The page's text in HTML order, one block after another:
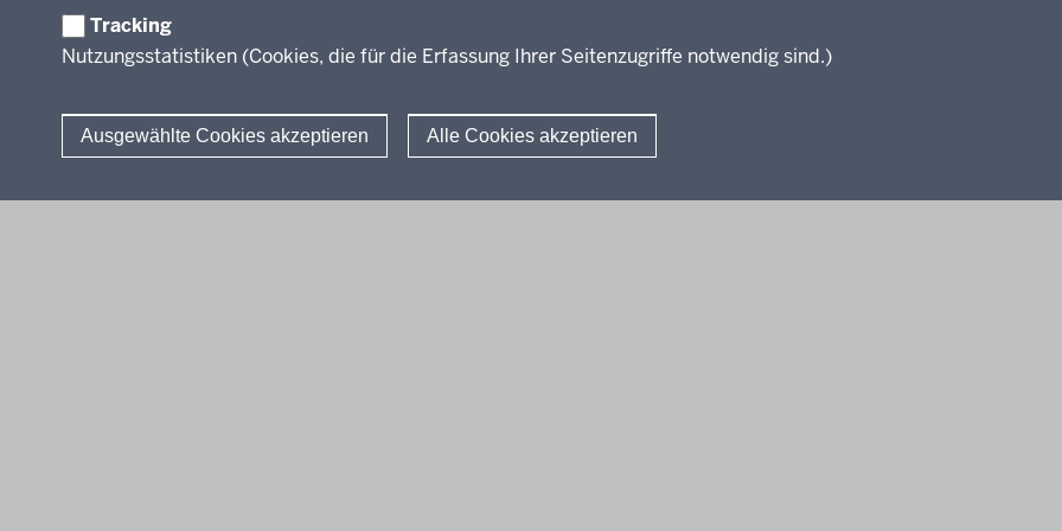
Tracking
Nutzungsstatistiken (Cookies, die für die Erfassung Ihrer Seitenzugriffe notwendig sind.)
Ausgewählte Cookies akzeptieren Alle Cookies akzeptieren
Stellenangebote
© 2026 QUA-LiS